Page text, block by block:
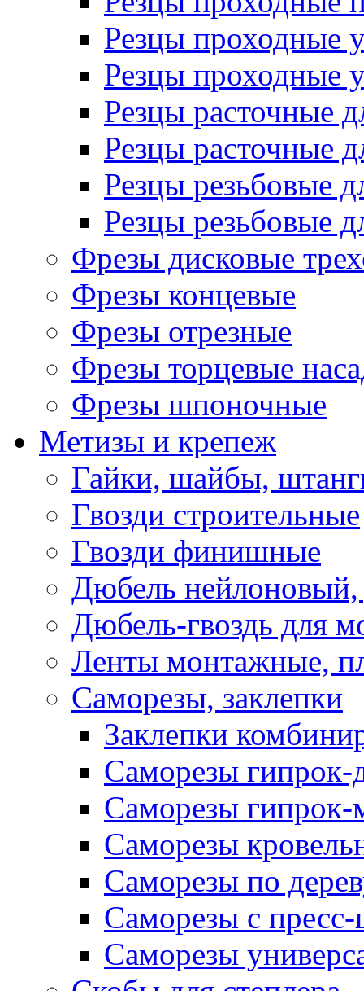
Резцы проходные
Резцы проходные
Резцы расточные
Резцы расточные
Резцы резьбовые
Резцы резьбовые
Фрезы дисковые
Фрезы концевые
Фрезы отрезные
Фрезы торцевые
Фрезы шпоночные
Метизы и крепеж
Гайки, шайбы,
Гвозди строительные
Гвозди финишные
Дюбель нейлоновый,
Дюбель-гвоздь для
Ленты монтажные,
Саморезы, заклепки
Заклепки
Саморезы гипрок-
Саморезы гипрок-
Саморезы
Саморезы по
Саморезы с
Саморезы